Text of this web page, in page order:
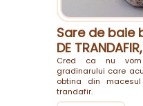
Sare de baie
DE
Cred ca nu
gradinarului care
obtina din
trandafir.